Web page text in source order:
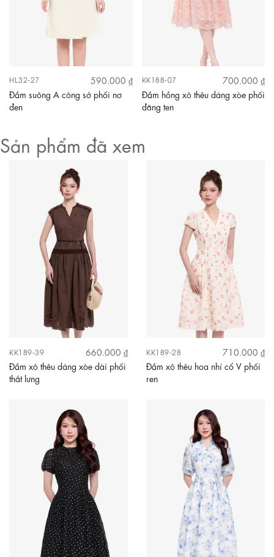
HL32-27
590.000 ₫
Đầm suông A công sở phối nơ
đen
KK188-07
700.000 ₫
Đầm hồng xô thêu dáng xòe phối
đăng ten
Sản phẩm đã xem
KK189-39
660.000 ₫
Đầm xô thêu dáng xòe dài phối
thắt lưng
KK189-28
710.000 ₫
Đầm xô thêu hoa nhí cổ V phối
ren